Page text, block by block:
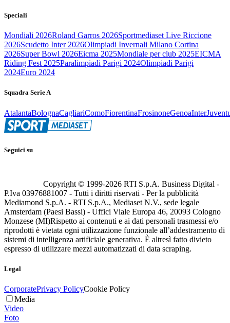
Speciali
Mondiali 2026Roland Garros 2026Sportmediaset Live Riccione
2026Scudetto Inter 2026Olimpiadi Invernali Milano Cortina
2026Super Bowl 2026Eicma 2025Mondiale per club 2025EICMA
Riding Fest 2025Paralimpiadi Parigi 2024Olimpiadi Parigi
2024Euro 2024
Squadra Serie A
AtalantaBolognaCagliariComoFiorentinaFrosinoneGenoaInter
Seguici su
Copyright © 1999-2026 RTI S.p.A. Business Digital -
P.Iva 03976881007 - Tutti i diritti riservati - Per la pubblicità
Mediamond S.p.A. - RTI S.p.A., Mediaset N.V., sede legale
Amsterdam (Paesi Bassi) - Uffici Viale Europa 46, 20093 Cologno
Monzese (MI)Rispetto ai contenuti e ai dati personali trasmessi e/o
riprodotti è vietata ogni utilizzazione funzionale all’addestramento di
sistemi di intelligenza artificiale generativa. È altresì fatto divieto
espresso di utilizzare mezzi automatizzati di data scraping.
Legal
CorporatePrivacy PolicyCookie Policy
Media
Video
Foto